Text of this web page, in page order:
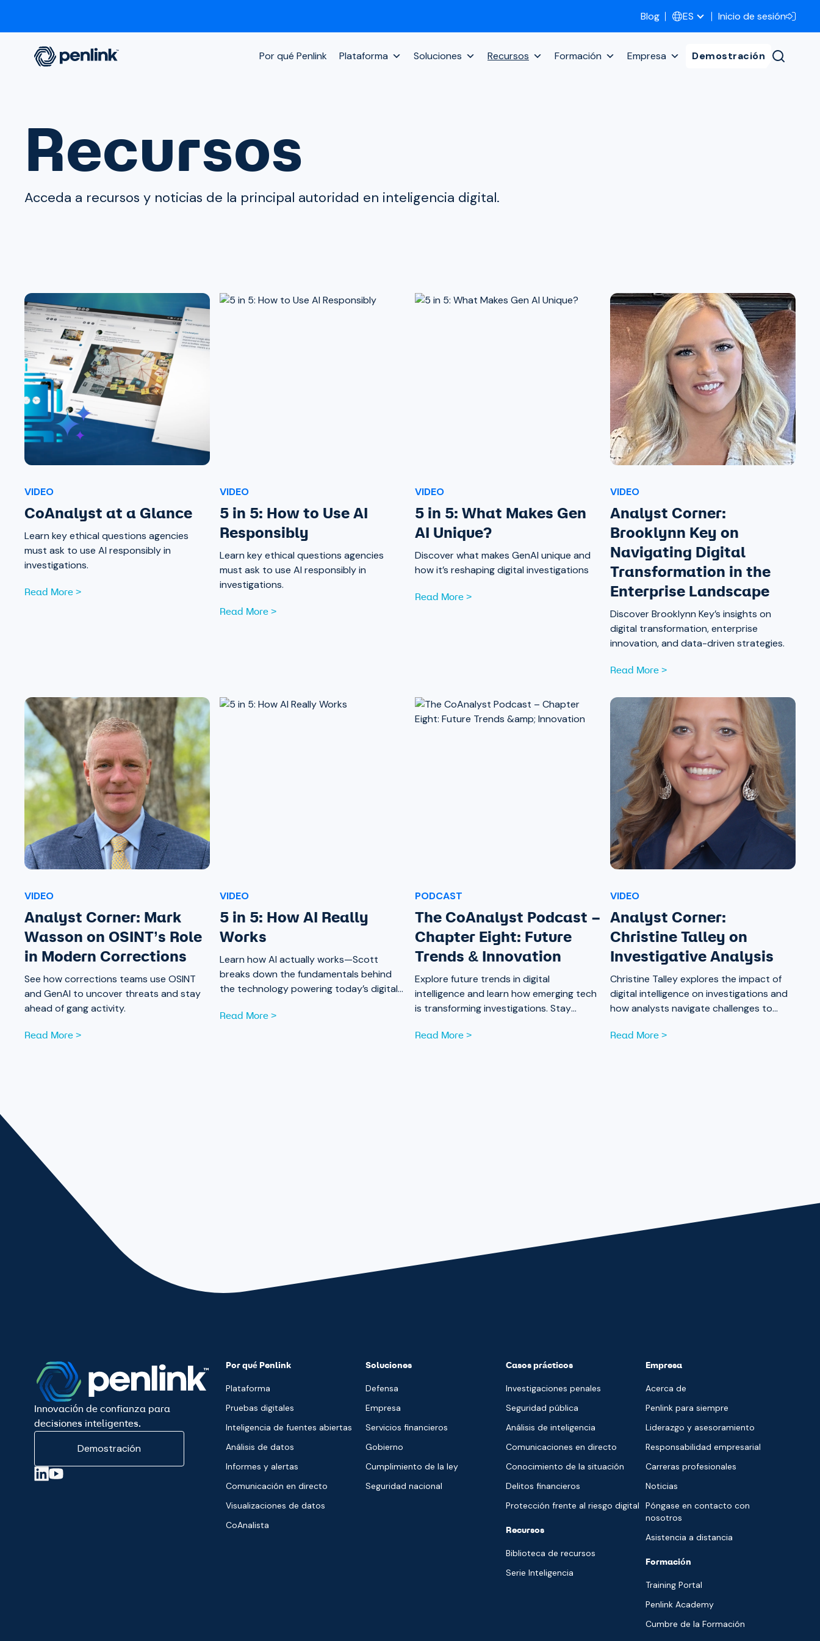
Blog ES Inicio de sesión
Por qué Penlink Plataforma Soluciones Recursos Formación Empresa Demostración
Recursos
Acceda a recursos y noticias de la principal autoridad en inteligencia digital.
VIDEO
CoAnalyst at a Glance
Learn key ethical questions agencies
must ask to use AI responsibly in
investigations.
Read More >
VIDEO
5 in 5: How to Use AI
Responsibly
Learn key ethical questions agencies
must ask to use AI responsibly in
investigations.
Read More >
VIDEO
5 in 5: What Makes Gen
AI Unique?
Discover what makes GenAI unique and
how it’s reshaping digital investigations
Read More >
VIDEO
Analyst Corner:
Brooklynn Key on
Navigating Digital
Transformation in the
Enterprise Landscape
Discover Brooklynn Key’s insights on
digital transformation, enterprise
innovation, and data-driven strategies.
Read More >
VIDEO
Analyst Corner: Mark
Wasson on OSINT’s Role
in Modern Corrections
See how corrections teams use OSINT
and GenAI to uncover threats and stay
ahead of gang activity.
Read More >
VIDEO
5 in 5: How AI Really
Works
Learn how AI actually works—Scott
breaks down the fundamentals behind
the technology powering today’s digital
Read More >
PODCAST
The CoAnalyst Podcast –
Chapter Eight: Future
Trends & Innovation
Explore future trends in digital
intelligence and learn how emerging tech
is transforming investigations. Stay
Read More >
VIDEO
Analyst Corner:
Christine Talley on
Investigative Analysis
Christine Talley explores the impact of
digital intelligence on investigations and
how analysts navigate challenges to
Read More >
Innovación de confianza para
decisiones inteligentes.
Demostración
Por qué Penlink
Plataforma
Pruebas digitales
Inteligencia de fuentes abiertas
Análisis de datos
Informes y alertas
Comunicación en directo
Visualizaciones de datos
CoAnalista
Soluciones
Defensa
Empresa
Servicios financieros
Gobierno
Cumplimiento de la ley
Seguridad nacional
Casos prácticos
Investigaciones penales
Seguridad pública
Análisis de inteligencia
Comunicaciones en directo
Conocimiento de la situación
Delitos financieros
Protección frente al riesgo digital
Recursos
Biblioteca de recursos
Serie Inteligencia
Empresa
Acerca de
Penlink para siempre
Liderazgo y asesoramiento
Responsabilidad empresarial
Carreras profesionales
Noticias
Póngase en contacto con
nosotros
Asistencia a distancia
Formación
Training Portal
Penlink Academy
Cumbre de la Formación